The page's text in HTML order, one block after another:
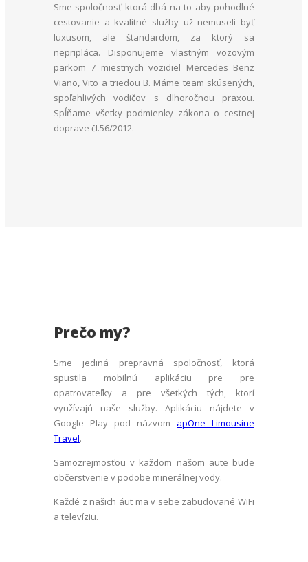
Sme spoločnosť ktorá dbá na to aby pohodlné
cestovanie a kvalitné služby už nemuseli byť
luxusom, ale štandardom, za ktorý sa
nepripláca. Disponujeme vlastným vozovým
parkom 7 miestnych vozidiel Mercedes Benz
Viano, Vito a triedou B. Máme team skúsených,
spoľahlivých vodičov s dlhoročnou praxou.
Spĺňame všetky podmienky zákona o cestnej
doprave čl.56/2012.
Prečo my?
Sme jediná prepravná spoločnosť, ktorá
spustila mobilnú aplikáciu pre pre
opatrovateľky a pre všetkých tých, ktorí
využívajú naše služby. Aplikáciu nájdete v
Google Play pod názvom apOne Limousine
Travel.
Samozrejmosťou v každom našom aute bude
občerstvenie v podobe minerálnej vody.
Každé z našich áut ma v sebe zabudované WiFi
a televíziu.